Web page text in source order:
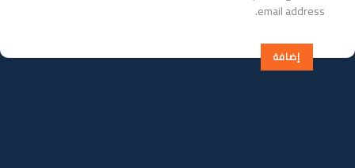
email address.